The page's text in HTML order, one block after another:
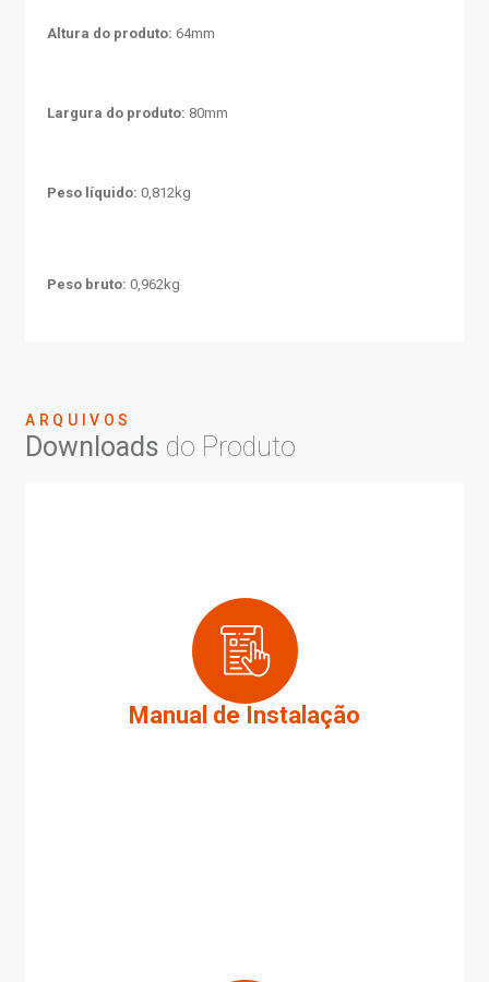
Altura do produto: 64mm
Largura do produto: 80mm
Peso líquido: 0,812kg
Peso bruto: 0,962kg
ARQUIVOS
Downloads do Produto
Manual de Instalação